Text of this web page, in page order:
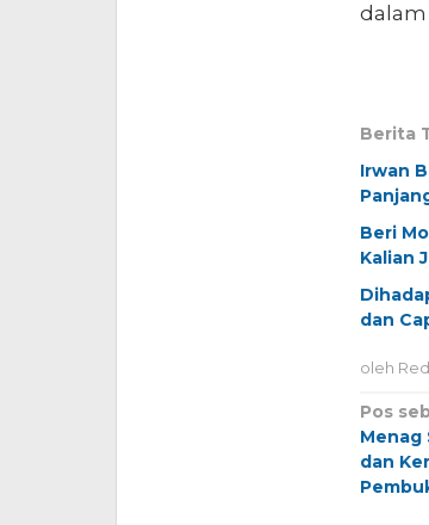
dalam
Berita
Irwan
Beri
Kalian
dan
oleh
pos
Pos
Menag
dan